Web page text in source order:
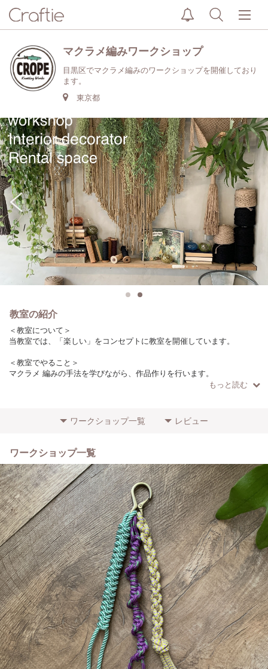
マクラメ編みワークショップ
目黒区でマクラメ編みのワークショップを開催しており
ます。
東京都
教室の紹介
＜教室について＞
当教室では、「楽しい」をコンセプトに教室を開催しています。
＜教室でやること＞
マクラメ 編みの手法を学びながら、作品作りを行います。
（作品によりロープの種類は異なります）
初心者の方でもわかりやすいように、少人数で開催しています！
ぜひお気軽にご参加ください。
＜場所・アクセス＞
目黒駅からバス14分（7駅）徒歩1分
学芸大学駅から徒歩15分
＜その他特記事項＞
初心者の方の参加歓迎します！
もっと読む
ワークショップ一覧 レビュー
ワークショップ一覧